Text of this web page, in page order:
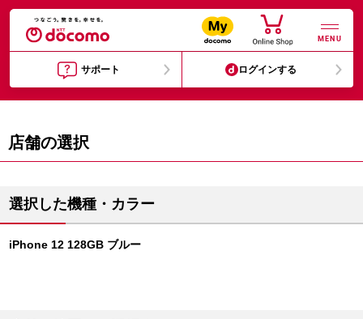
MENU
サポート ログインする
店舗の選択
選択した機種・カラー
iPhone 12 128GB ブルー